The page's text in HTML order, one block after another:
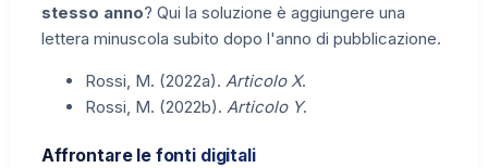
stesso anno? Qui la soluzione è aggiungere una
lettera minuscola subito dopo l'anno di pubblicazione.
Rossi, M. (2022a). Articolo X.
Rossi, M. (2022b). Articolo Y.
Affrontare le fonti digitali